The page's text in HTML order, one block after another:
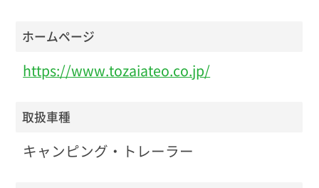
ホームページ
https://www.tozaiateo.co.jp/
取扱車種
キャンピング・トレーラー